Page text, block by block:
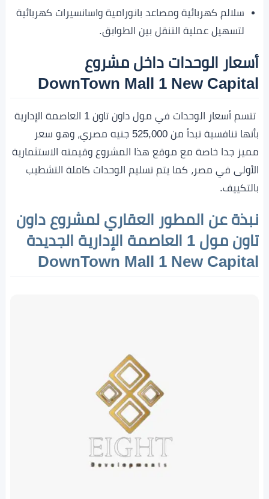
سلالم كهربائية ومصاعد بانورامية واسانسيرات كهربائية
لتسهيل عملية التنقل بين الطوابق.
أسعار الوحدات داخل مشروع
DownTown Mall 1 New Capital
تتسم أسعار الوحدات في مول داون تاون 1 العاصمة الإدارية
بأنها تنافسية تبدأ من 525,000 جنيه مصري، وهو سعر
مميز جدا خاصة مع موقع هذا المشروع وقيمته الاستثمارية
الأولى في مصر، كما يتم تسليم الوحدات كاملة التشطيب
بالتكييف.
نبذة عن المطور العقاري لمشروع داون
تاون مول 1 العاصمة الإدارية الجديدة
DownTown Mall 1 New Capital